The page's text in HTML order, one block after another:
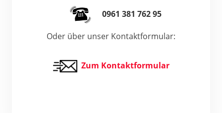
0961 381 762 95
Oder über unser Kontaktformular:
Zum Kontaktformular